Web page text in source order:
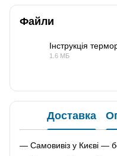
Файли
Інструкція
1.6 МБ
Доставка
— Самовивіз у Києві —